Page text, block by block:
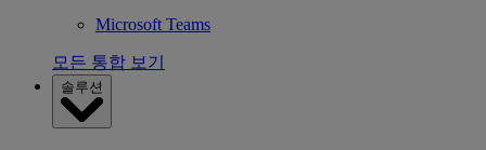
Microsoft Teams
모든 통합 보기
솔루션